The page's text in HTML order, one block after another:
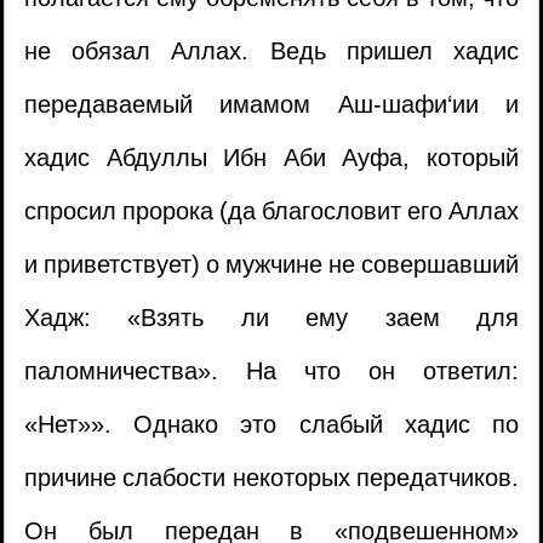
не обязал Аллах. Ведь пришел хадис
передаваемый имамом Аш-шафи‘ии и
хадис Абдуллы Ибн Аби Ауфа, который
спросил пророка (да благословит его Аллах
и приветствует) о мужчине не совершавший
Хадж: «Взять ли ему заем для
паломничества». На что он ответил:
«Нет»». Однако это слабый хадис по
причине слабости некоторых передатчиков.
Он был передан в «подвешенном»
Время ночной молитвы
2.Совмещать молитвы во время дождя
3.Ошибся в ташаххуде
4.Молитва за имамом, который
придерживается нововведений
5.Кишечные газы во время молитвы
6.
Пропустили земной поклон
1.Увидеть во сне пророка (да благословит
его Аллах и да приветствует).
Просмотры5325 )